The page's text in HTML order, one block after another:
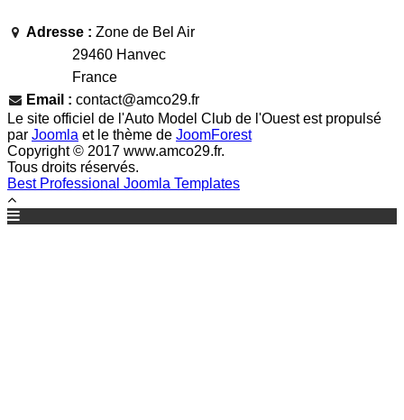
Adresse : Zone de Bel Air
29460 Hanvec
France
Email : contact@amco29.fr
Le site officiel de l'Auto Model Club de l'Ouest est propulsé
par Joomla et le thème de JoomForest
Copyright © 2017 www.amco29.fr.
Tous droits réservés.
Best Professional Joomla Templates